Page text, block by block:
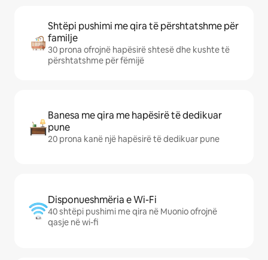
Shtëpi pushimi me qira të përshtatshme për
familje
30 prona ofrojnë hapësirë shtesë dhe kushte të
përshtatshme për fëmijë
Banesa me qira me hapësirë të dedikuar
pune
20 prona kanë një hapësirë të dedikuar pune
Disponueshmëria e Wi-Fi
40 shtëpi pushimi me qira në Muonio ofrojnë
qasje në wi-fi